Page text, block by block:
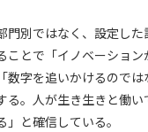
門別ではなく、設定し
ことで「イノベーション
数字を追いかけるので
る。人が生き生きと働
と確信している。